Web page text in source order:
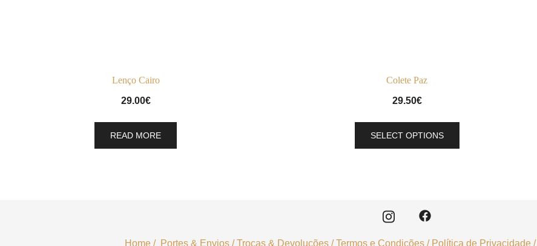
Lenço Cairo
29.00€
READ MORE
Colete Paz
29.50€
SELECT OPTIONS
This
Home/ Portes & Envios/Trocas & Devoluções/Termos e Condições/ Política de Privacidade/